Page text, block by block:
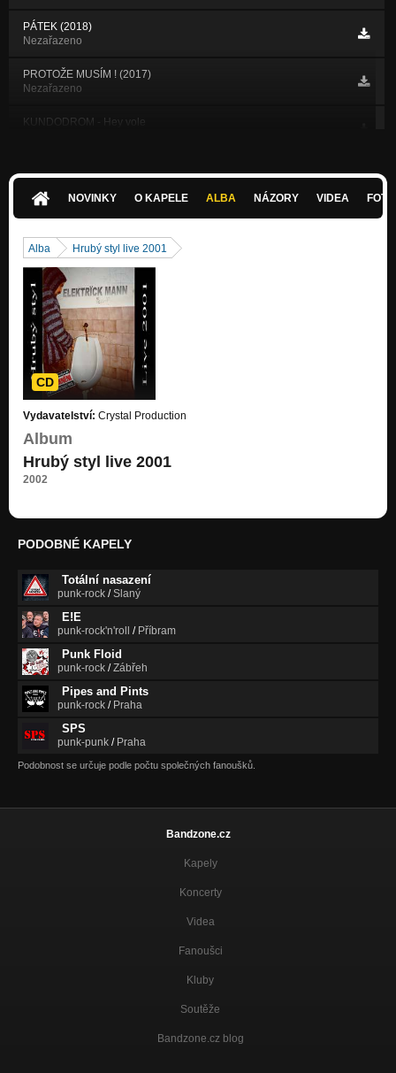
PÁTEK (2018)
Nezařazeno
PROTOŽE MUSÍM ! (2017)
Nezařazeno
KUNDODROM - Hey vole
KUNDODROM - To mi dělá dobře na čuráka
Fidel Castro - KOKAR PIČKAN
Nezařazeno
NOVINKY O KAPELE ALBA NÁZORY VIDEA
Alba Hrubý styl live 2001
CD
Vydavatelství: Crystal Production
Album
Hrubý styl live 2001
2002
PODOBNÉ KAPELY
Totální nasazení
punk-rock /Slaný
E!E
punk-rock'n'roll / Příbram
Punk Floid
punk-rock /Zábřeh
Pipes and Pints
punk-rock / Praha
SPS
punk-punk / Praha
Podobnost se určuje podle počtu společných fanoušků.
Bandzone.cz
Kapely
Koncerty
Videa
Fanoušci
Kluby
Soutěže
Bandzone.cz blog